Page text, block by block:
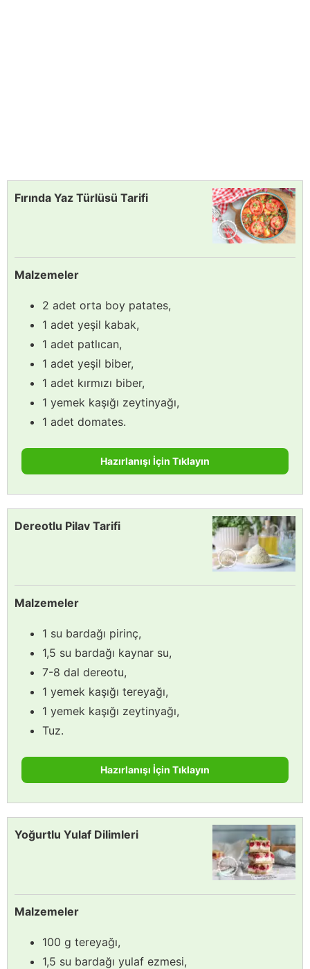
Fırında Yaz Türlüsü Tarifi
Malzemeler
2 adet orta boy patates,
1 adet yeşil kabak,
1 adet patlıcan,
1 adet yeşil biber,
1 adet kırmızı biber,
1 yemek kaşığı zeytinyağı,
1 adet domates.
Hazırlanışı İçin Tıklayın
Dereotlu Pilav Tarifi
Malzemeler
1 su bardağı pirinç,
1,5 su bardağı kaynar su,
7-8 dal dereotu,
1 yemek kaşığı tereyağı,
1 yemek kaşığı zeytinyağı,
Tuz.
Hazırlanışı İçin Tıklayın
Yoğurtlu Yulaf Dilimleri
Malzemeler
100 g tereyağı,
1,5 su bardağı yulaf ezmesi,